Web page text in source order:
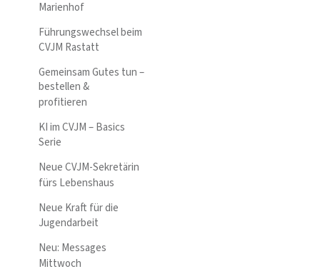
Marienhof
Führungswechsel beim
CVJM Rastatt
Gemeinsam Gutes tun –
bestellen &
profitieren
KI im CVJM – Basics
Serie
Neue CVJM-Sekretärin
fürs Lebenshaus
Neue Kraft für die
Jugendarbeit
Neu: Messages
Mittwoch